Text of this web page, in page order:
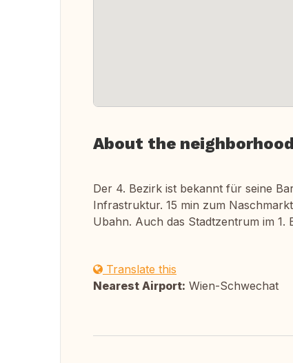
About the neighborhood
Der 4. Bezirk ist bekannt für seine
Infrastruktur. 15 min zum
Ubahn. Auch das Stadtzentrum im
Translate this
Nearest Airport: Wien-Schwechat